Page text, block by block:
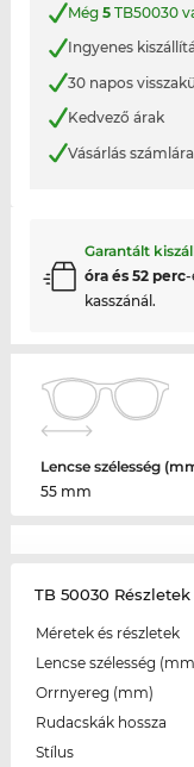
Még 5TB50030
Ingyenes
30 napos
Kedvező árak
Vásárlás számlára
Garantált
óra és 52 perc-
kasszánál.
Lencse szélesség
55 mm
TB 50030 Részletek
Méretek és részletek
Lencse szélesség
Orrnyereg (mm)
Rudacskák hossza
Stílus